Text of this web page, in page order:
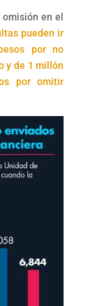
en el
pueden ir
por no
y de 1 millón
por omitir